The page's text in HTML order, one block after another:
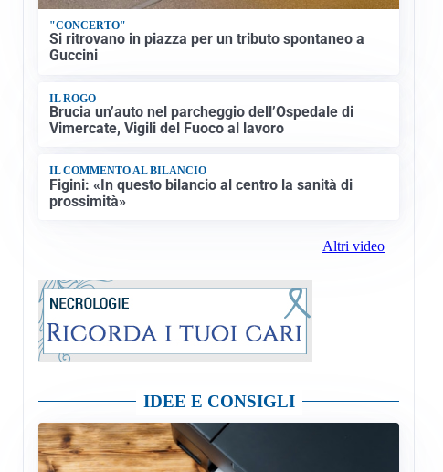
"CONCERTO"
Si ritrovano in piazza per un tributo spontaneo a
Guccini
IL ROGO
Brucia un’auto nel parcheggio dell’Ospedale di
Vimercate, Vigili del Fuoco al lavoro
IL COMMENTO AL BILANCIO
Figini: «In questo bilancio al centro la sanità di
prossimità»
Altri video
IDEE E CONSIGLI